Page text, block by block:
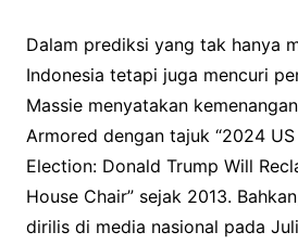
Dalam prediksi yang tak hanya
Indonesia tetapi juga mencuri
Massie menyatakan
Armored dengan tajuk “2024
Election: Donald Trump Will
House Chair” sejak 2013.
dirilis di media nasional pada